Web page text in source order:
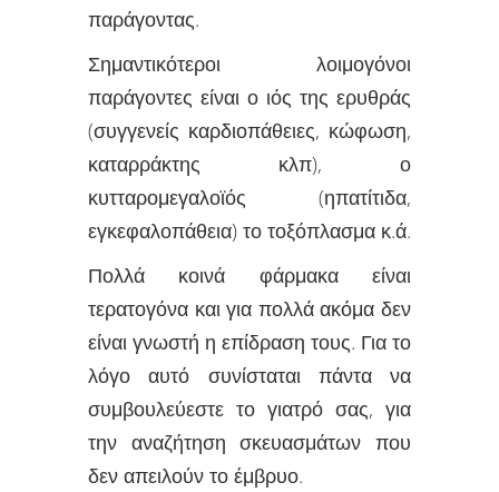
παράγοντας.
Σημαντικότεροι λοιμογόνοι
παράγοντες είναι ο ιός της ερυθράς
(συγγενείς καρδιοπάθειες, κώφωση,
καταρράκτης κλπ), ο
κυτταρομεγαλοϊός (ηπατίτιδα,
εγκεφαλοπάθεια) το τοξόπλασμα κ.ά.
Πολλά κοινά φάρμακα είναι
τερατογόνα και για πολλά ακόμα δεν
είναι γνωστή η επίδραση τους. Για το
λόγο αυτό συνίσταται πάντα να
συμβουλεύεστε το γιατρό σας, για
την αναζήτηση σκευασμάτων που
δεν απειλούν το έμβρυο.